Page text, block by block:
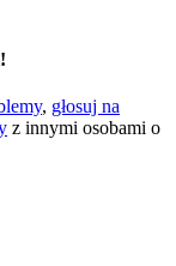
!
, głosuj na
z innymi osobami o